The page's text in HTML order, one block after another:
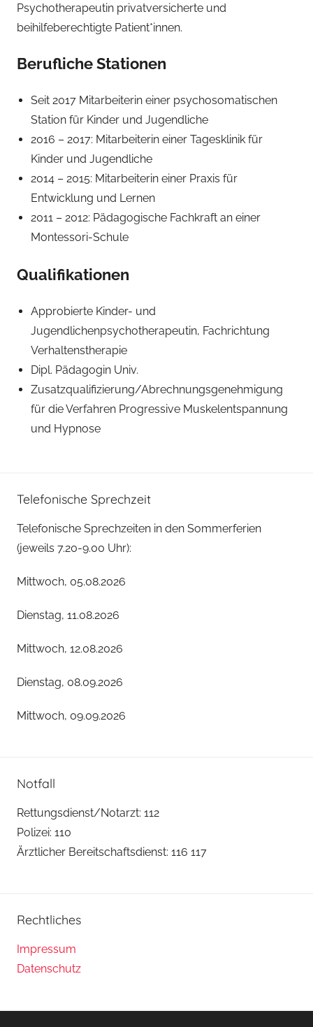
Psychotherapeutin privatversicherte und
beihilfeberechtigte Patient*innen.
Berufliche Stationen
Seit 2017 Mitarbeiterin einer psychosomatischen
Station für Kinder und Jugendliche
2016 – 2017: Mitarbeiterin einer Tagesklinik für
Kinder und Jugendliche
2014 – 2015: Mitarbeiterin einer Praxis für
Entwicklung und Lernen
2011 – 2012: Pädagogische Fachkraft an einer
Montessori-Schule
Qualifikationen
Approbierte Kinder- und
Jugendlichenpsychotherapeutin, Fachrichtung
Verhaltenstherapie
Dipl. Pädagogin Univ.
Zusatzqualifizierung/Abrechnungsgenehmigung
für die Verfahren Progressive Muskelentspannung
und Hypnose
Telefonische Sprechzeit
Telefonische Sprechzeiten in den Sommerferien
(jeweils 7.20-9.00 Uhr):
Mittwoch, 05.08.2026
Dienstag, 11.08.2026
Mittwoch, 12.08.2026
Dienstag, 08.09.2026
Mittwoch, 09.09.2026
Notfall
Rettungsdienst/Notarzt: 112
Polizei: 110
Ärztlicher Bereitschaftsdienst: 116 117
Rechtliches
Impressum
Datenschutz